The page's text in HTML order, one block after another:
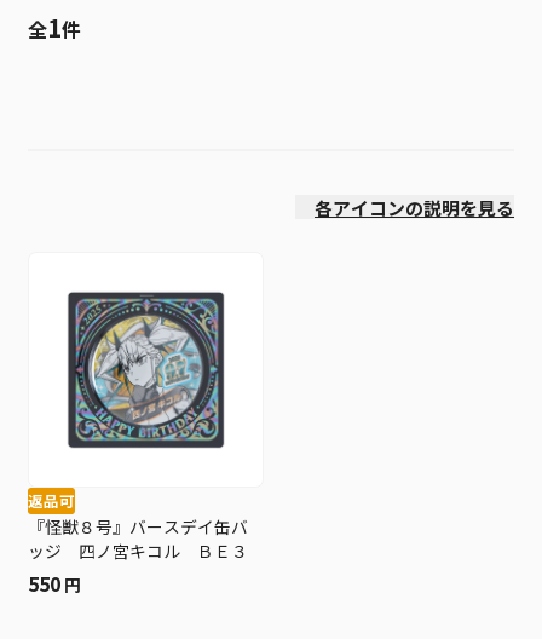
全1件
各アイコンの説明を見る
返品可
『怪獣８号』バースデイ缶バ
ッジ 四ノ宮キコル ＢＥ３
550 円